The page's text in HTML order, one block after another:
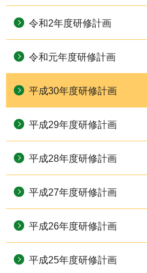
令和2年度研修計画
令和元年度研修計画
平成30年度研修計画
平成29年度研修計画
平成28年度研修計画
平成27年度研修計画
平成26年度研修計画
平成25年度研修計画